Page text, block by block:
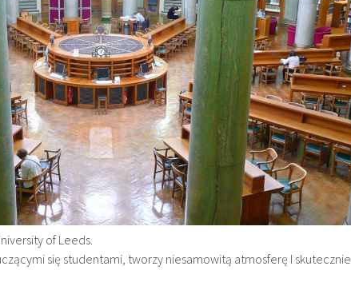
of Leeds.
się studentami, tworzy niesamowitą atmosferę I skutecznie